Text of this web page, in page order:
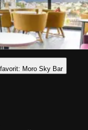
favorit: Moro Sky Bar